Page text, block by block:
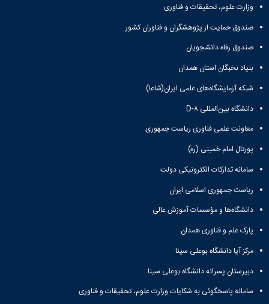
وزارت علوم، تحقیقات و فناوری
صندوق حمایت از پژوهشگران و فناوران کشور
صندوق رفاه دانشجویان
بنیاد نخبگان استان همدان
شبکه آزمایشگاه‌های علمی ایران(شاعا)
دانشگاه بین‌المللی D-۸
معاونت علمی فناوری ریاست جمهوری
پورتال امام خمینی (ره)
سامانه تدارکات الکترونیکی دولت
ریاست جمهوری اسلامی ایران
دانشگاه‌ها و مؤسسات آموزش عالی
پارک علم و فناوری همدان
مرکز آپا دانشگاه بوعلی سینا
دبیرستان پسرانه دانشگاه بوعلی سینا
سامانه پاسخگوئی به شکایات وزارت علوم، تحقیقات و فناوری